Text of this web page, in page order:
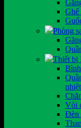
Ghế
Phòng
Thiết bị
nhiệt
Vòi
Đèn